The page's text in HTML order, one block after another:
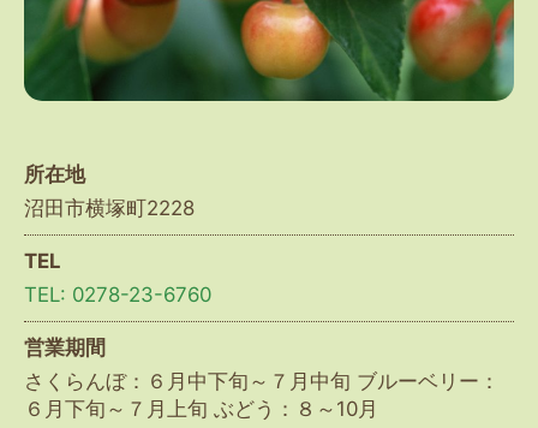
所在地
沼田市横塚町2228
TEL
TEL: 0278-23-6760
営業期間
さくらんぼ：６月中下旬～７月中旬 ブルーベリー：
６月下旬～７月上旬 ぶどう：８～10月